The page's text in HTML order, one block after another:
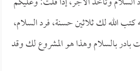
كتب الله لك ثلاثين حسنة، فرد السلام،
بالسلام وهذا هو المشروع لك وقد